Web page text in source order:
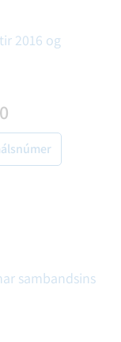
2016 og
sambandsins